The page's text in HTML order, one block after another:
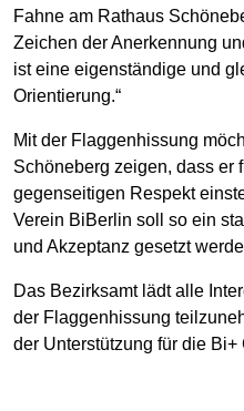
Fahne am Rathaus
Zeichen der Anerkennung
ist eine eigenständige und
Orientierung.“
Mit der Flaggenhissung
Schöneberg zeigen, dass er
gegenseitigen Respekt
Verein BiBerlin soll so ein
und Akzeptanz gesetzt
Das Bezirksamt lädt alle
der Flaggenhissung
der Unterstützung für die Bi+